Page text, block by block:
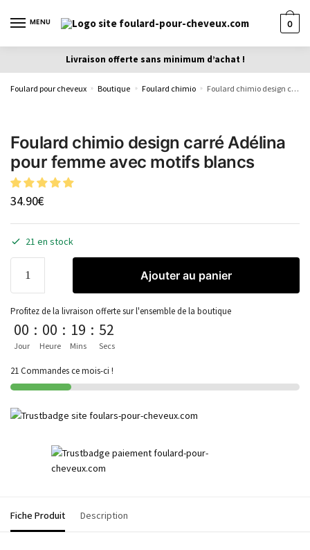
MENU 0
Livraison offerte sans minimum d’achat !
Foulard pour cheveux » Boutique » Foulard chimio » Foulard chimio design carré Adélina pour femme avec motifs blancs
Foulard chimio design carré Adélina
pour femme avec motifs blancs
34.90€
21 en stock
Ajouter au panier
Profitez de la livraison offerte sur l'ensemble de la boutique
00
Jour
: 00
Heure
: 19
Mins
: 52
Secs
21 Commandes ce mois-ci !
Fiche Produit Description